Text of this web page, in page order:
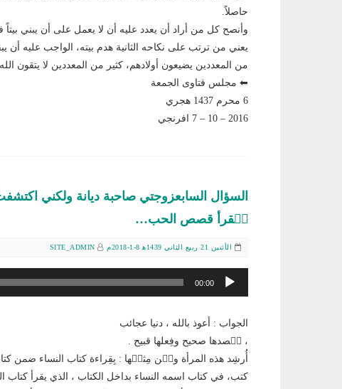
حاصلاً.
وأنصح كل من أراد أن يعدد عليه أن لا يعمل على أن يبني بيتاً
يعني من ترتب على نكاحه الثانية هدم بيته، الواجب عليه أن
من المعددين يضيعون أولادهم، كثير من المعددين لا يتقون
⬅ مجلس فتاوى الجمعة
6 محرم 1437 هجري
2016 – 10 – 7 افرنجي
السؤال السابعزوجتي صاحبة ديانة ولكني
تٙقرأ قصص الحب…
الأثنين 21 ربيع الثاني 1439ﻫ 8-1-2018م SITE_ADMIN
مشغل
الصوت
00:00
الجواب : أعوذ بالله ، دنيا عجائب
، قٙصدها صحيح وفِعلها قبيح .
أُرشِد هذه المرأة ومٙن مِثلٙها : بِقِراءة كتاب النساء ضمن كتاب
كتب، في كتاب اسمه النساء بداخل الكتاب ، الذي